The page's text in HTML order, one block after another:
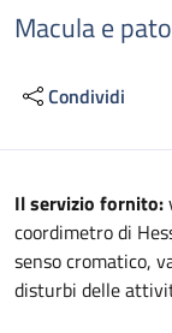
Macula e
Condividi
Il servizio fornito:
coordimetro di
senso cromatico,
disturbi delle